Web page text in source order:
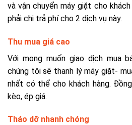
và vận chuyển máy giặt cho
phải chi trả phí cho 2 dịch vụ này.
Thu mua giá cao
Với mong muốn giao dịch mua
chúng tôi sẽ thanh lý máy giặt-
nhất có thể cho khách hàng.
kèo, ép giá.
Tháo dỡ nhanh chóng